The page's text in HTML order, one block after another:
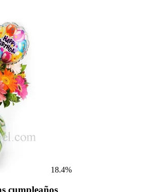
18.4%
cumpleaños